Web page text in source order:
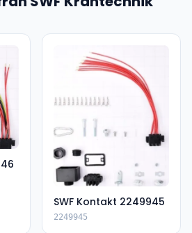
SWF Kontakt 2249945
2249945